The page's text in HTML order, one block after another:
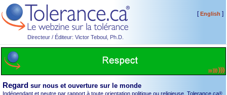
Directeur / Éditeur: Victor Teboul, Ph.D.
[English ]
Regard sur nous et ouverture sur le monde
Indépendant et neutre par rapport à toute orientation politique ou religieuse, Tolerance.ca®